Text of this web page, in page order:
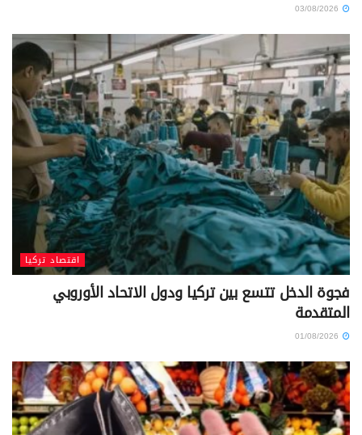
اقتصاد تركيا
فجوة الدخل تتسع بين تركيا ودول الاتحاد الأوروبي
المتقدمة